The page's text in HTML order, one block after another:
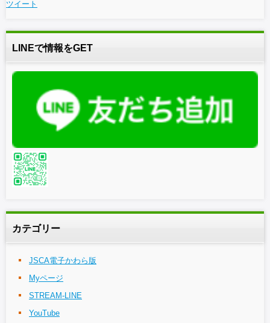
ツイート
LINEで情報をGET
カテゴリー
JSCA電子かわら版
Myページ
STREAM-LINE
YouTube